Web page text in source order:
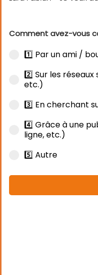
Comment avez-vous
1️⃣ Par un ami /
2️⃣ Sur les
etc.)
3️⃣ En cherchant
4️⃣ Grâce à une
ligne, etc.)
5️⃣ Autre